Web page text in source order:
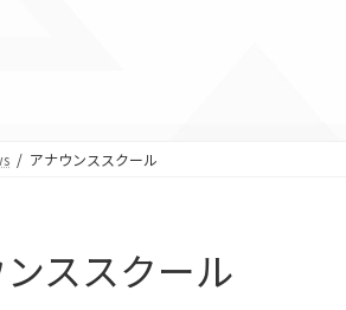
アナウンススクール
ススクール